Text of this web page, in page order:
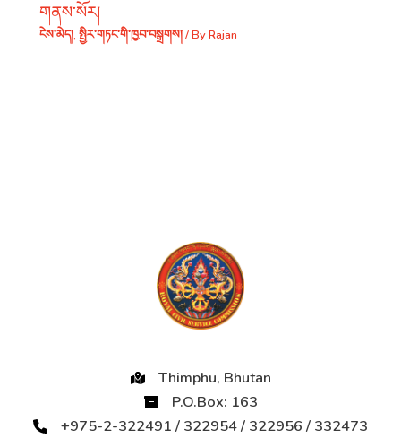
གནས་སོར།
ངེས་མེད།, སྤྱིར་གཏང་གི་ཁྱབ་བསྒྲགས།/ ByRajan
Thimphu, Bhutan
P.O.Box: 163
+975-2-322491 / 322954 / 322956 / 332473